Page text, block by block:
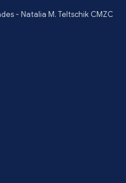
- Natalia M. Teltschik CMZC